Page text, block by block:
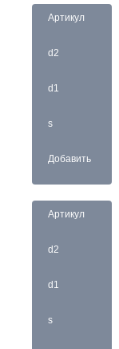
Артикул
d2
d1
s
Добавить
Артикул
d2
d1
s